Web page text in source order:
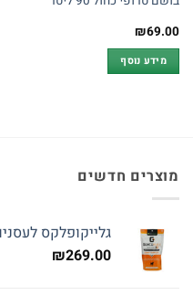
₪69.00
מידע נוסף
מוצרים חדשים
גלייקופלקס לעסניות כלב 120 י'ח
₪269.00